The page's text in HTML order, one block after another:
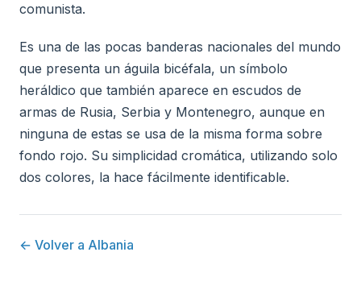
comunista.
Es una de las pocas banderas nacionales del mundo
que presenta un águila bicéfala, un símbolo
heráldico que también aparece en escudos de
armas de Rusia, Serbia y Montenegro, aunque en
ninguna de estas se usa de la misma forma sobre
fondo rojo. Su simplicidad cromática, utilizando solo
dos colores, la hace fácilmente identificable.
← Volver a Albania